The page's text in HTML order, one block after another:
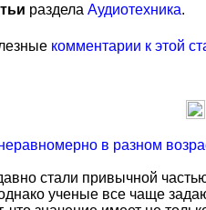
раздела Аудиотехника.
комментарии к этой
в разном
стали привычной
ученые все чаще